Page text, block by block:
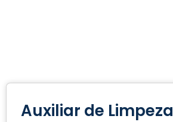
Auxiliar de Limpeza